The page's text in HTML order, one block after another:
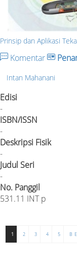
Prinsip dan Aplikasi
Komentar
Intan Mahanani
Edisi
-
ISBN/ISSN
-
Deskripsi Fisik
-
Judul Seri
-
No. Panggil
531.11 INT p
1 2 3 4 5